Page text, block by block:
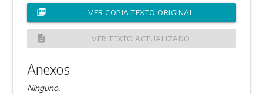
picture_as_pdf VER COPIA TEXTO ORIGINAL
description VER TEXTO ACTUALIZADO
Anexos
Ninguno.